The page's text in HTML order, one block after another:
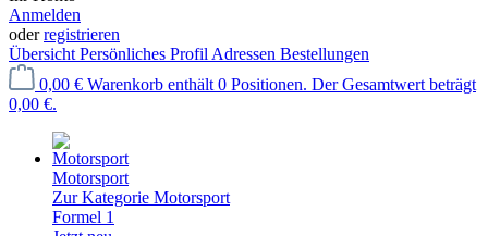
Anmelden
oderregistrieren
Übersicht Persönliches Profil Adressen Bestellungen
0,00 € Warenkorb enthält 0 Positionen. Der Gesamtwert beträgt
0,00 €.
Motorsport
Zur Kategorie Motorsport
Formel 1